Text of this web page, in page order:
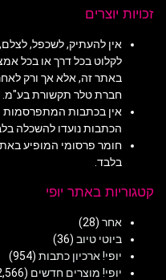
זכויות יוצרים
אין להעתיק, לשכפל,
לקלוט בכל דרך או בכל
באתר זה, אלא אך ורק
חברת טלר תקשורת בע"מ.
אין בכתבות המתפרסמות
הכתבות נועדו להשכלה
חומר פרסומי המופיע
בלבד.
קטגוריות באתר יופי
אחר (28)
ביוטי טיוב (36)
יופי! ארכיון כתבות (954)
יופי! מוצרים חדשים (2,566)